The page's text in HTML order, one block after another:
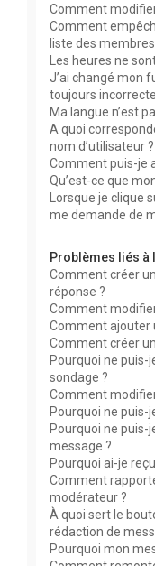
Comment
Comment
liste des
Les heures ne
J’ai changé mon
toujours
Ma langue n’est
A quoi
nom d’utilisateur ?
Comment puis-je
Qu’est-ce que
Lorsque je clique
me demande de
Problèmes liés à
Comment créer
réponse ?
Comment
Comment ajouter
Comment créer
Pourquoi ne puis-
sondage ?
Comment
Pourquoi ne puis-
Pourquoi ne puis-
message ?
Pourquoi ai-je
Comment
modérateur ?
À quoi sert le
rédaction de
Pourquoi mon